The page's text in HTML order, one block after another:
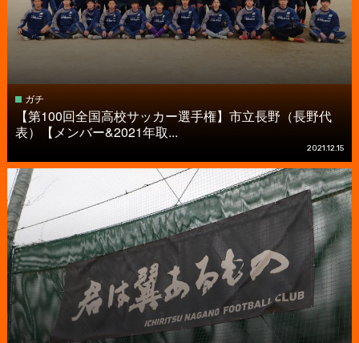
ガチ
【第100回全国高校サッカー選手権】市立長野（長野代
表）【メンバー&2021年取...
2021.12.15